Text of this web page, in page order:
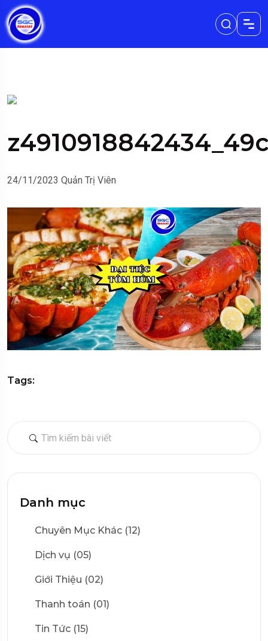
Danh mục
Chuyên Mục Khác (12)
Dịch vụ (05)
Giới Thiệu (02)
Thanh toán (01)
Tin Tức (15)
24/11/2023 Quản Trị Viên
Tags: